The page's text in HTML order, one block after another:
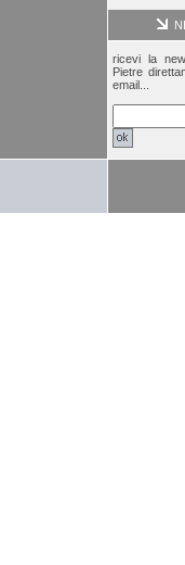
ricevi la
Pietre
email...